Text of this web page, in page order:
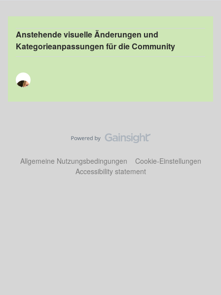
Anstehende visuelle Änderungen und
Kategorieanpassungen für die Community
Allgemeine Nutzungsbedingungen
Cookie-Einstellungen
Accessibility statement